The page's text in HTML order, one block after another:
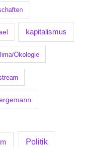
kapitalismus
Ökologie
Politik